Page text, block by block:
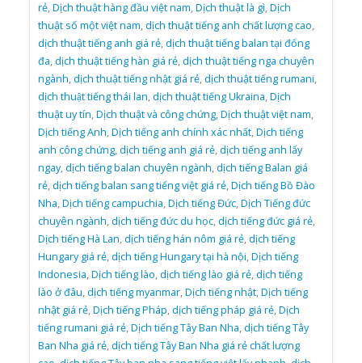
rẻ,Dịch thuật hàng đầu việt nam,Dịch thuật là gì,Dịch
thuật số một việt nam,dịch thuật tiếng anh chất lượng cao,
dịch thuật tiếng anh giá rẻ,dịch thuật tiếng balan tại đống
đa,dịch thuật tiếng hàn giá rẻ,dịch thuật tiếng nga chuyên
ngành,dịch thuật tiếng nhật giá rẻ,dịch thuật tiếng rumani,
dịch thuật tiếng thái lan,dịch thuật tiếng Ukraina,Dịch
thuật uy tín,Dịch thuật và công chứng,Dịch thuật việt nam,
Dịch tiếng Anh,Dịch tiếng anh chính xác nhất,Dịch tiếng
anh công chứng,dịch tiếng anh giá rẻ,dịch tiếng anh lấy
ngay,dịch tiếng balan chuyên ngành,dịch tiếng Balan giá
rẻ,dịch tiếng balan sang tiếng việt giá rẻ,Dịch tiếng Bồ Đào
Nha,Dịch tiếng campuchia,Dịch tiếng Đức,Dịch Tiếng đức
chuyên ngành,dịch tiếng đức du học,dịch tiếng đức giá rẻ,
Dịch tiếng Hà Lan,dịch tiếng hán nôm giá rẻ,dịch tiếng
Hungary giá rẻ,dịch tiếng Hungary tại hà nội,Dịch tiếng
Indonesia,Dịch tiếng lào,dịch tiếng lào giá rẻ,dịch tiếng
lào ở đâu,dịch tiếng myanmar,Dịch tiếng nhật,Dịch tiếng
nhật giá rẻ,Dịch tiếng Pháp,dịch tiếng pháp giá rẻ,Dịch
tiếng rumani giá rẻ,Dịch tiếng Tây Ban Nha,dịch tiếng Tây
Ban Nha giá rẻ,dịch tiếng Tây Ban Nha giá rẻ chất lượng